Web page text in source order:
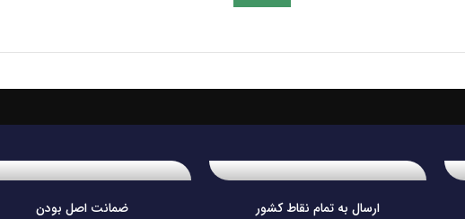
ارسال به تمام نقاط کشور ضمانت اصل بودن